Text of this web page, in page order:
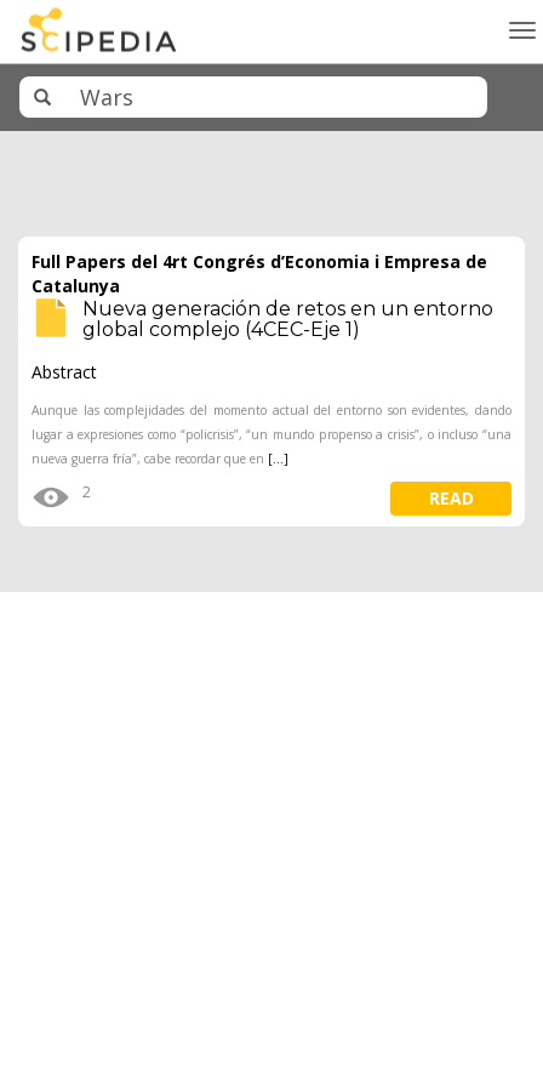
Full Papers del 4rt Congrés d’Economia i Empresa de
Catalunya
Nueva generación de retos en un entorno
global complejo (4CEC-Eje 1)
Abstract
Aunque las complejidades del momento actual del entorno son evidentes, dando
lugar a expresiones como “policrisis”, “un mundo propenso a crisis”, o incluso “una
nueva guerra fría”, cabe recordar que en [...]
2 READ